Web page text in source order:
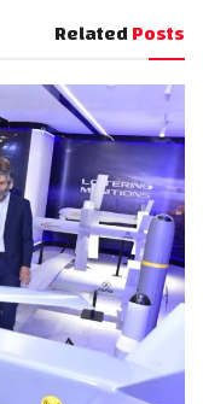
RelatedPosts